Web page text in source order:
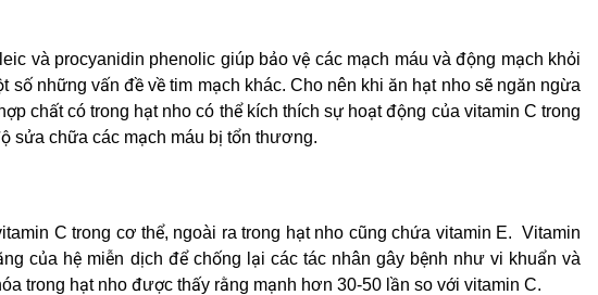
và procyanidin phenolic giúp bảo vệ các mạch máu và động mạch khỏi
số những vấn đề về tim mạch khác. Cho nên khi ăn hạt nho sẽ ngăn ngừa
chất có trong hạt nho có thể kích thích sự hoạt động của vitamin C trong
sửa chữa các mạch máu bị tổn thương.
C trong cơ thể, ngoài ra trong hạt nho cũng chứa vitamin E. Vitamin
của hệ miễn dịch để chống lại các tác nhân gây bệnh như vi khuẩn và
trong hạt nho được thấy rằng mạnh hơn 30-50 lần so với vitamin C.